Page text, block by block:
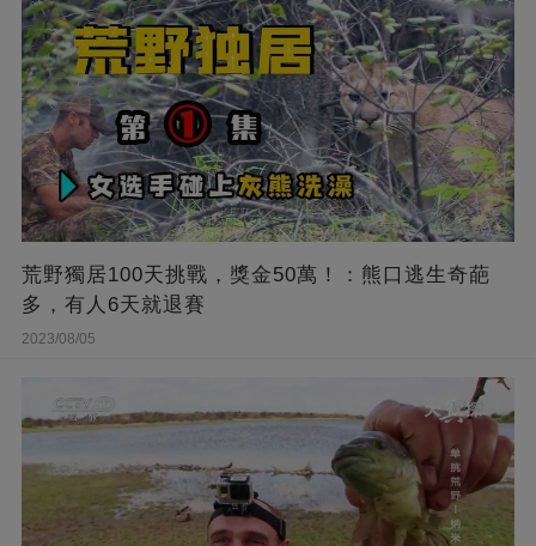
荒野獨居100天挑戰，獎金50萬！：熊口逃生奇葩
多，有人6天就退賽
2023/08/05